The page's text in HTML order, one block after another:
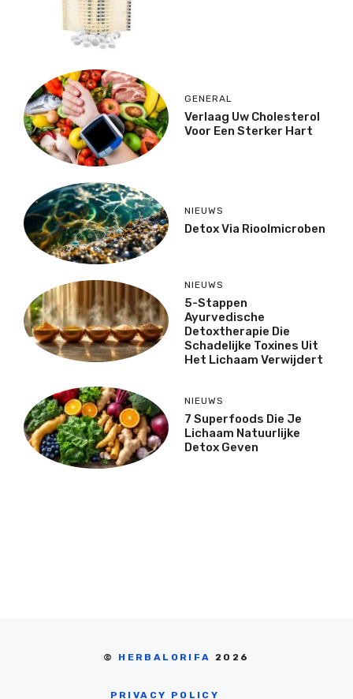
GENERAL
Verlaag Uw Cholesterol
Voor Een Sterker Hart
NIEUWS
Detox Via Rioolmicroben
NIEUWS
5-Stappen
Ayurvedische
Detoxtherapie Die
Schadelijke Toxines Uit
Het Lichaam Verwijdert
NIEUWS
7 Superfoods Die Je
Lichaam Natuurlijke
Detox Geven
© HERBALORIFA 2026
PRIVACY POLICY